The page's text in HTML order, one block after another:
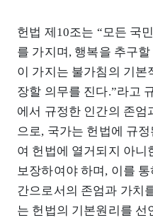
헌법 제10조는 “모든 국
를 가지며, 행복을 추구
이 가지는 불가침의 기본
장할 의무를 진다.”라고
에서 규정한 인간의 존엄
으로, 국가는 헌법에 규
여 헌법에 열거되지 아니
보장하여야 하며, 이를
간으로서의 존엄과 가치
는 헌법의 기본원리를 선